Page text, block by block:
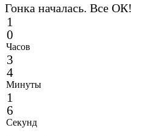
Гонка началась. Все ОК!
1
0
Часов
3
4
Минуты
1
6
Секунд